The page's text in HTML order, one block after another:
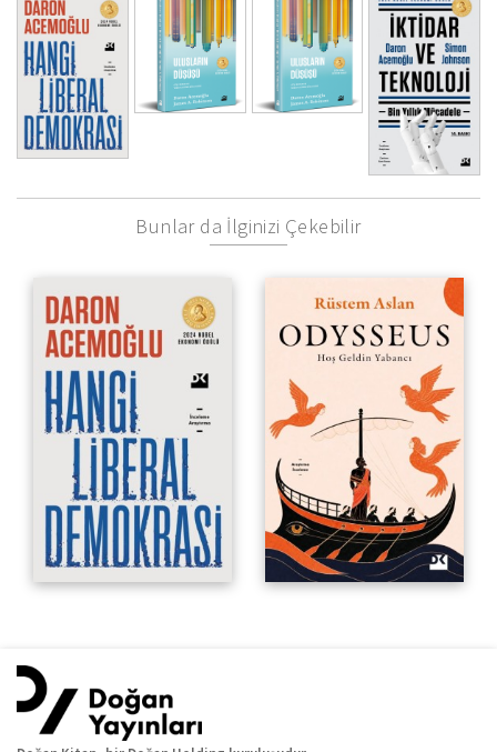
Bunlar da İlginizi Çekebilir
Hoş Geldin Yabancı